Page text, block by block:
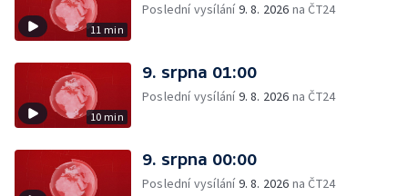
11 min
Poslední vysílání9. 8. 2026 na ČT24
10 min
9. srpna 01:00
Poslední vysílání9. 8. 2026 na ČT24
9. srpna 00:00
Poslední vysílání9. 8. 2026 na ČT24